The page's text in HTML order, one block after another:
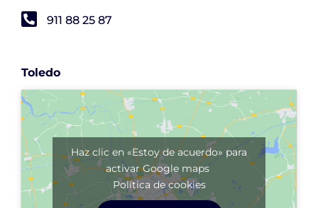
911 88 25 87
Toledo
Haz clic en «Estoy de acuerdo» para
activar Google maps
Política de cookies